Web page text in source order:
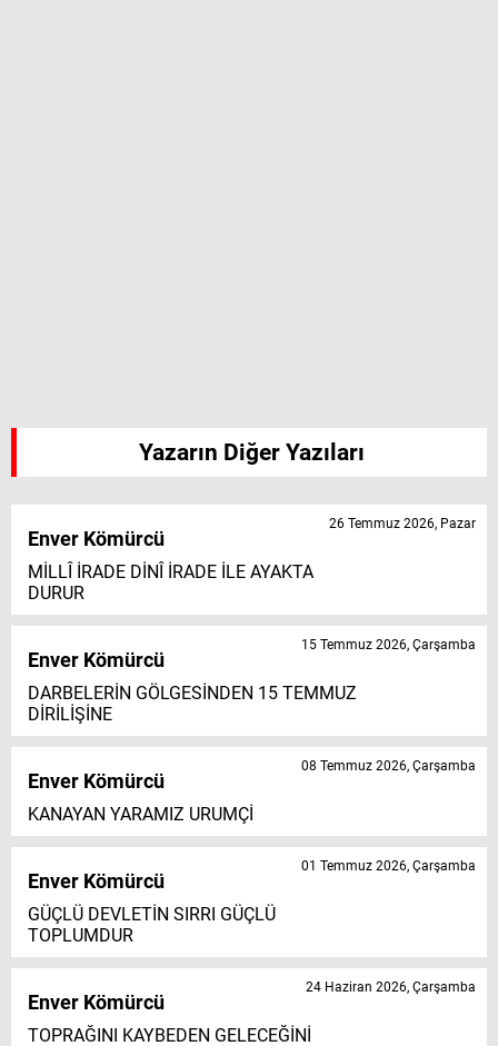
Yazarın Diğer Yazıları
Enver Kömürcü
MİLLÎ İRADE DİNÎ İRADE İLE AYAKTA
DURUR
26 Temmuz 2026, Pazar
Enver Kömürcü
DARBELERİN GÖLGESİNDEN 15 TEMMUZ
DİRİLİŞİNE
15 Temmuz 2026, Çarşamba
Enver Kömürcü
KANAYAN YARAMIZ URUMÇİ
08 Temmuz 2026, Çarşamba
Enver Kömürcü
GÜÇLÜ DEVLETİN SIRRI GÜÇLÜ
TOPLUMDUR
01 Temmuz 2026, Çarşamba
Enver Kömürcü
TOPRAĞINI KAYBEDEN GELECEĞİNİ
24 Haziran 2026, Çarşamba